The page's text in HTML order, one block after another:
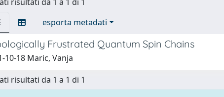
esporta metadati
Frustrated Quantum Spin Chains
10-18 Maric, Vanja
risultati da 1 a 1 di 1